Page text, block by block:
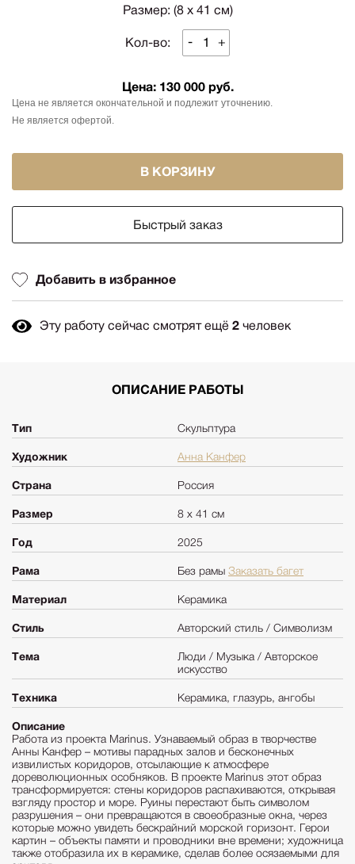
ОПИСАНИЕ РАБОТЫ
Тип Скульптура
Художник Анна Канфер
Страна Россия
Размер 8 х 41 см
Год 2025
Рама Без рамы Заказать багет
Материал Керамика
Стиль Авторский стиль / Символизм
Тема
Люди / Музыка / Авторское
искусство
Техника Керамика, глазурь, ангобы
Описание
Работа из проекта Marinus. Узнаваемый образ в творчестве
Анны Канфер – мотивы парадных залов и бесконечных
извилистых коридоров, отсылающие к атмосфере
дореволюционных особняков. В проекте Marinus этот образ
трансформируется: стены коридоров распахиваются, открывая
взгляду простор и море. Руины перестают быть символом
разрушения – они превращаются в своеобразные окна, через
которые можно увидеть бескрайний морской горизонт. Герои
картин – объекты памяти и проводники вне времени; художница
также отобразила их в керамике, сделав более осязаемыми для
Размер: (8 х 41 см)
Кол-во: - +
Цена: 130 000 руб.
Цена не является окончательной и подлежит уточнению.
Не является офертой.
В КОРЗИНУ
Быстрый заказ
Добавить в избранное
Эту работу сейчас смотрят ещё 2 человек